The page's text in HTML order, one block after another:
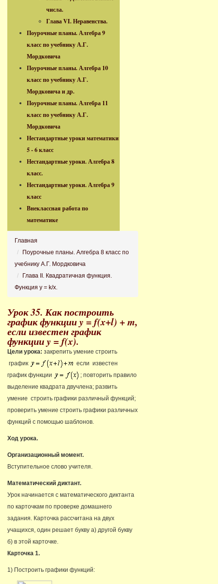
числа.
Глава VI. Неравенства.
Поурочные планы. Алгебра 9
класс по учебнику А.Г.
Мордковича
Поурочные планы. Алгебра 10
класс по учебнику А.Г.
Мордковича и др.
Поурочные планы. Алгебра 11
класс по учебнику А.Г.
Мордковича
Нестандартные уроки математики
5 - 6 класс
Нестандартные уроки. Алгебра 8
класс.
Нестандартные уроки. Алгебра 9
класс
Внеклассная работа по
математике
Главная
Поурочные планы. Алгебра 8 класс по
учебнику А.Г. Мордковича
Глава II. Квадратичная функция.
Функция y = k/x.
Урок 35. Как построить
график функции y = f(x+l) + m,
если известен график
функции y = f(x).
Цели урока: закрепить умение строить
график
если известен
график функции
; повторить правило
выделение квадрата двучлена; развить
умение строить графики различный функций;
проверить умение строить графики различных
функций с помощью шаблонов.
Ход урока.
Организационный момент.
Вступительное слово учителя.
Математический диктант.
Урок начинается с математического диктанта
по карточкам по проверке домашнего
задания. Карточка рассчитана на двух
учащихся, один решает букву а) другой букву
б) в этой карточке.
Карточка 1.
1) Построить графики функций: